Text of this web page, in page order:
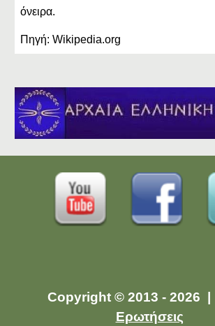
όνειρα.
Πηγή: Wikipedia.org
Copyright © 2013 - 2026 |
Ερωτήσεις